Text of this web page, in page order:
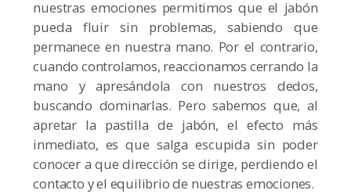
nuestras emociones permitimos que el jabón
pueda fluir sin problemas, sabiendo que
permanece en nuestra mano. Por el contrario,
cuando controlamos, reaccionamos cerrando la
mano y apresándola con nuestros dedos,
buscando dominarlas. Pero sabemos que, al
apretar la pastilla de jabón, el efecto más
inmediato, es que salga escupida sin poder
conocer a que dirección se dirige, perdiendo el
contacto y el equilibrio de nuestras emociones.